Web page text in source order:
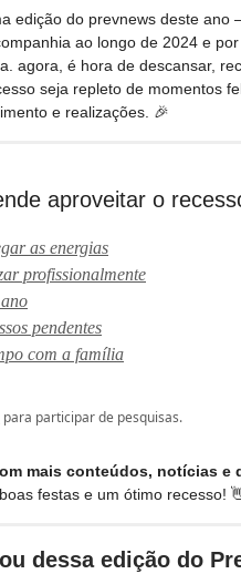
edição do prevnews deste ano
ao longo de 2024 e
agora, é hora de descansar,
seja repleto de momentos
e realizações. 🎉
aproveitar o
as energias
profissionalmente
pendentes
com a família
para participar de pesquisas.
mais conteúdos, notícias
festas e um ótimo recesso!
dessa edição do